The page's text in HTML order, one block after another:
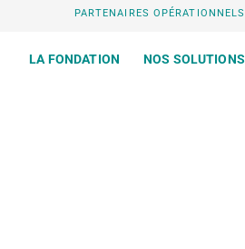
PARTENAIRES OPÉRATIONNELS
LA FONDATION NOS SOLUTIONS